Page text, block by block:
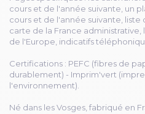
cours et de l'année suivante, un
cours et de l'année suivante, liste
carte de la France
de l'Europe, indicatifs
Certifications : PEFC (fibres de
durablement) - Imprim'vert
l'environnement).
Né dans les Vosges, fabriqué en